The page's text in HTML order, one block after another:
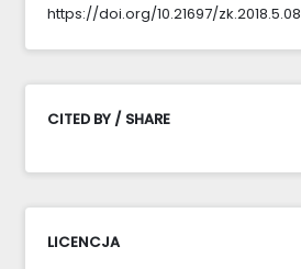
https://doi.org/10.21697/zk.2018.5.08
CITED BY / SHARE
LICENCJA